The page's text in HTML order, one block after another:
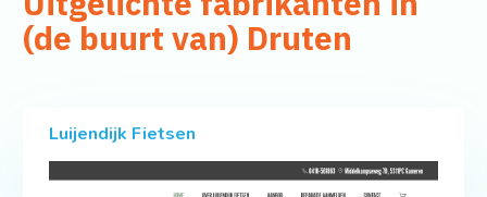
(de buurt van) Druten
Luijendijk Fietsen